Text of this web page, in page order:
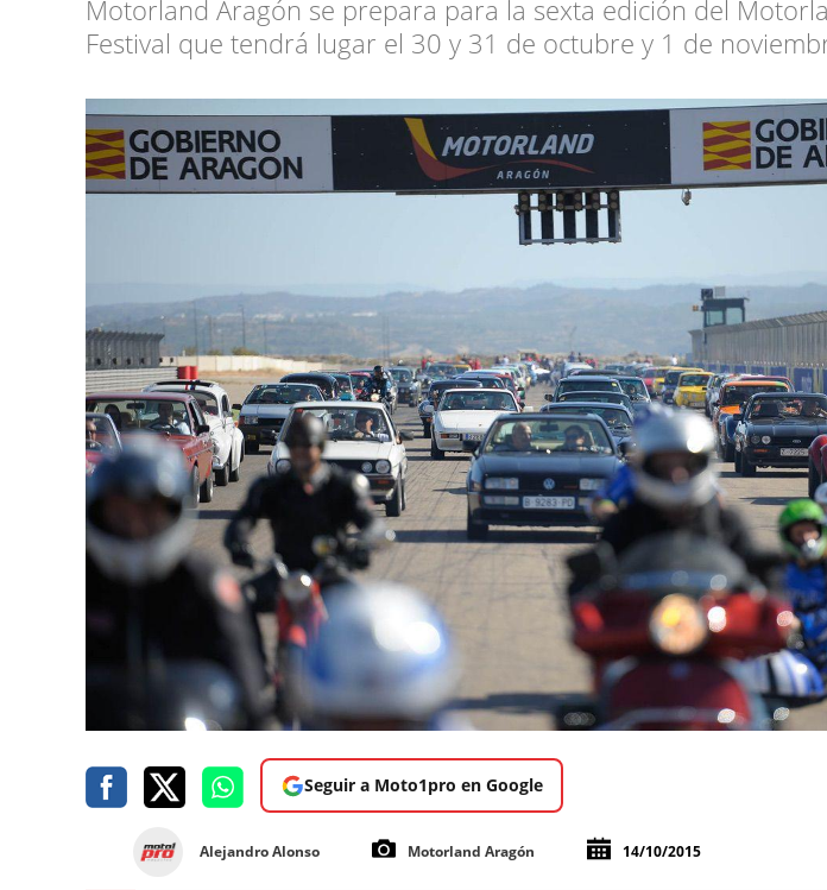
Motorland Aragón se prepara para la sexta edición del
Festival que tendrá lugar el 30 y 31 de octubre y 1 de
Seguir a Moto1pro en Google
Alejandro Alonso Motorland Aragón 14/10/2015